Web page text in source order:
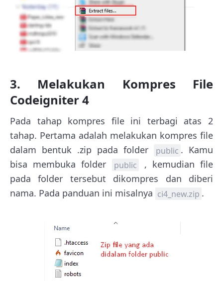
3. Melakukan Kompres File
Codeigniter 4
Pada tahap kompres file ini terbagi atas 2
tahap. Pertama adalah melakukan kompres file
dalam bentuk .zip pada folder
public . Kamu
bisa membuka folder
public
, kemudian file
pada folder tersebut dikompres dan diberi
nama. Pada panduan ini misalnya ci4_new.zip .